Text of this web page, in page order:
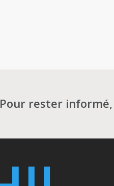
Pour rester informé,